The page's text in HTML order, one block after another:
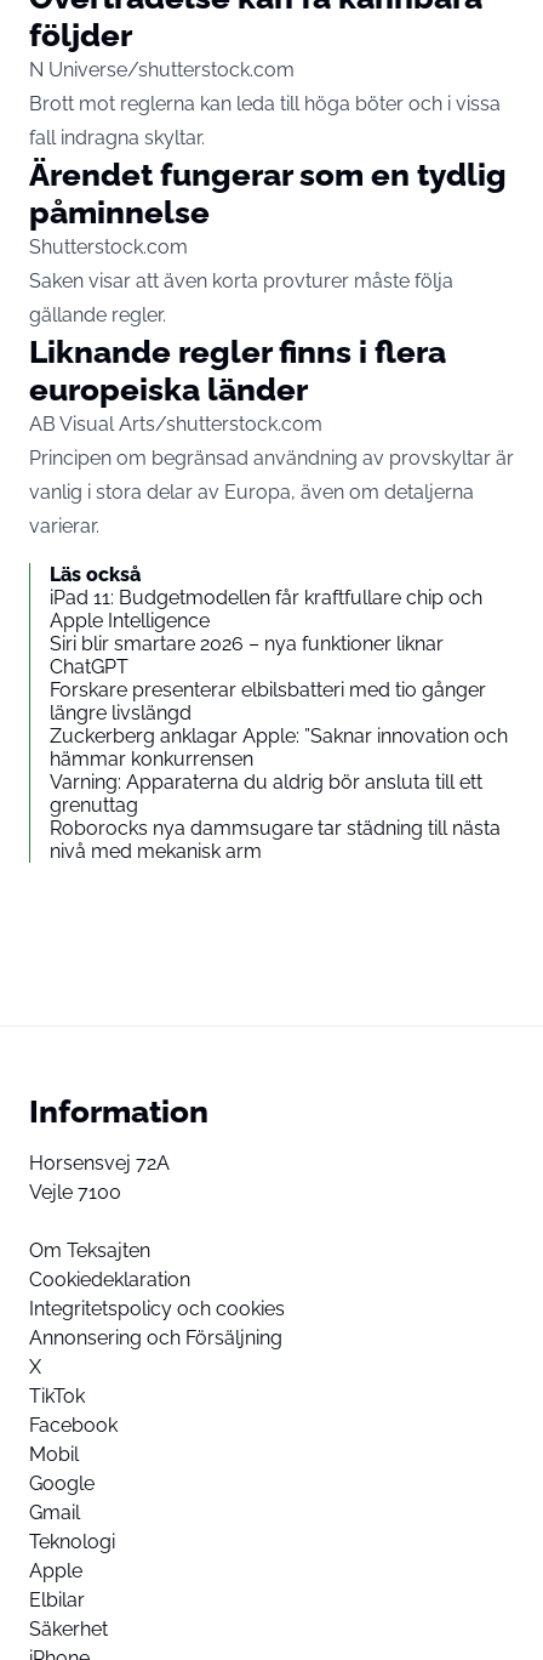
följder
N Universe/shutterstock.com
Brott mot reglerna kan leda till höga böter och i vissa
fall indragna skyltar.
Ärendet fungerar som en tydlig
påminnelse
Shutterstock.com
Saken visar att även korta provturer måste följa
gällande regler.
Liknande regler finns i flera
europeiska länder
AB Visual Arts/shutterstock.com
Principen om begränsad användning av provskyltar är
vanlig i stora delar av Europa, även om detaljerna
varierar.
Läs också
iPad 11: Budgetmodellen får kraftfullare chip och
Apple Intelligence
Siri blir smartare 2026 – nya funktioner liknar
ChatGPT
Forskare presenterar elbilsbatteri med tio gånger
längre livslängd
Zuckerberg anklagar Apple: ”Saknar innovation och
hämmar konkurrensen
Varning: Apparaterna du aldrig bör ansluta till ett
grenuttag
Roborocks nya dammsugare tar städning till nästa
nivå med mekanisk arm
Information
Horsensvej 72A
Vejle 7100
Om Teksajten
Cookiedeklaration
Integritetspolicy och cookies
Annonsering och Försäljning
X
TikTok
Facebook
Mobil
Google
Gmail
Teknologi
Apple
Elbilar
Säkerhet